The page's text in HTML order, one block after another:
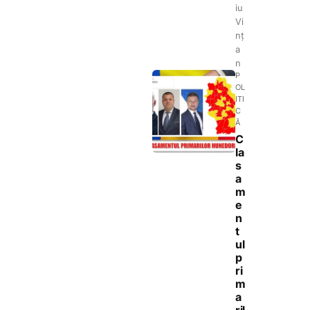
iu
Vi
nț
a
n
P
OL
ITI
C
Ă
C
la
s
a
m
e
n
t
ul
p
ri
m
a